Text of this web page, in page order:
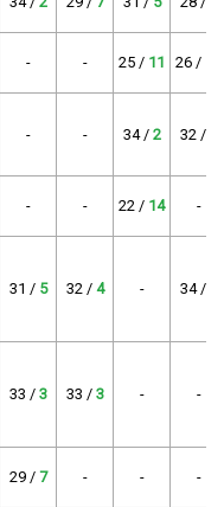
- - 25 / 11 26 /
- - 34 / 2 32 /
- - 22 / 14 -
31 / 5 32 / 4 - 34 /
33 / 3 33 / 3 - -
29 / 7 - - -